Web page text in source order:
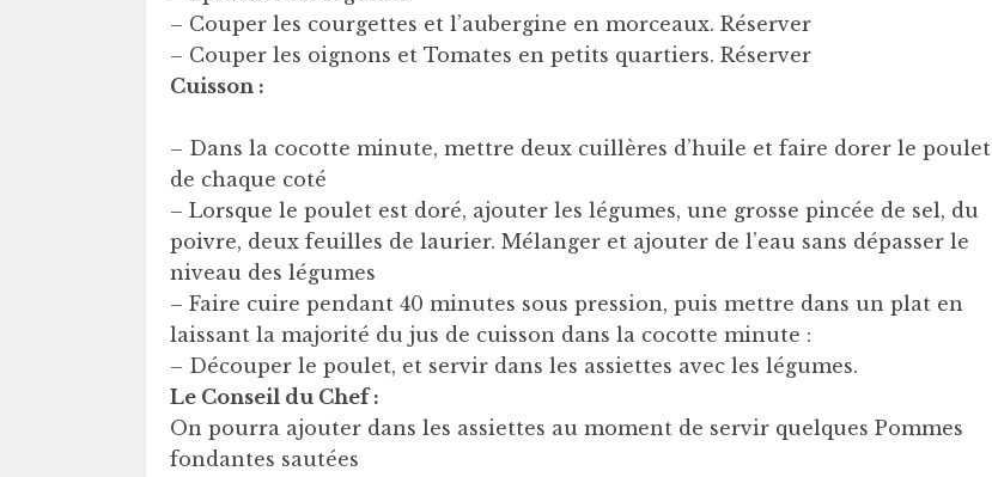
– Couper les courgettes et l’aubergine en morceaux. Réserver
– Couper les oignons et Tomates en petits quartiers. Réserver
Cuisson :
– Dans la cocotte minute, mettre deux cuillères d’huile et faire dorer le poulet
de chaque coté
– Lorsque le poulet est doré, ajouter les légumes, une grosse pincée de sel, du
poivre, deux feuilles de laurier. Mélanger et ajouter de l’eau sans dépasser le
niveau des légumes
– Faire cuire pendant 40 minutes sous pression, puis mettre dans un plat en
laissant la majorité du jus de cuisson dans la cocotte minute :
– Découper le poulet, et servir dans les assiettes avec les légumes.
Le Conseil du Chef :
On pourra ajouter dans les assiettes au moment de servir quelques Pommes
fondantes sautées